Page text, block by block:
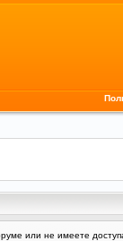
или не имеете